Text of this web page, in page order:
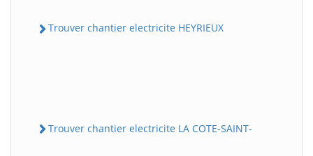
Trouver chantier electricite HEYRIEUX
Trouver chantier electricite LA COTE-SAINT-